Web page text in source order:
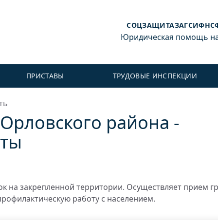
СОЦЗАЩИТАЗАГСИФНС
Юридическая помощь
ПРИСТАВЫ ТРУДОВЫЕ ИНСПЕКЦИИ
района -
закрепленной территории. Осуществляет прием
работу с населением.